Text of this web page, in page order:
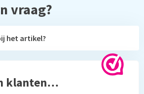
vraag?
het artikel?
klanten…